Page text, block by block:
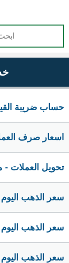
حساب ضريبة
اسعار صرف
تحويل العملات -
سعر الذهب اليوم
سعر الذهب اليوم عيار
سعر الذهب اليوم عيار